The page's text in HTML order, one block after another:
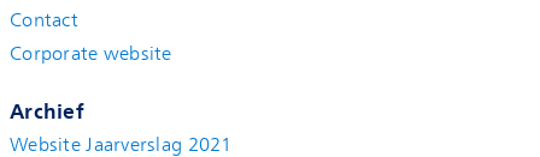
Contact
Corporate website
Archief
Website Jaarverslag 2021